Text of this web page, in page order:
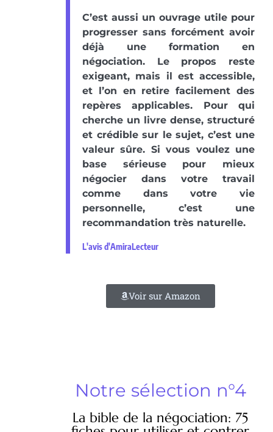
C’est aussi un ouvrage utile pour
progresser sans forcément avoir
déjà une formation en
négociation. Le propos reste
exigeant, mais il est accessible,
et l’on en retire facilement des
repères applicables. Pour qui
cherche un livre dense, structuré
et crédible sur le sujet, c’est une
valeur sûre. Si vous voulez une
base sérieuse pour mieux
négocier dans votre travail
comme dans votre vie
personnelle, c’est une
recommandation très naturelle.
L'avis d'AmiraLecteur
Voir sur Amazon
Notre sélection n°4
La bible de la négociation: 75